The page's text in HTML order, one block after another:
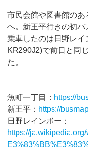
市民会館や図書館の
へ。新王平行きの初バ
乗車したのは日野レ
KR290J2)で前日と同
た。
魚町一丁目： https://
新王平： https://
日野レインボー：
https://